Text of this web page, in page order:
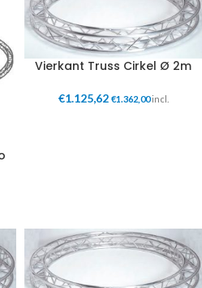
Vierkant Truss Cirkel Ø 2m
€1.125,62 €1.362,00incl.